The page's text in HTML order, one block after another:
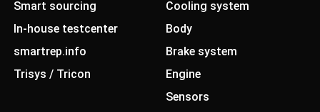
Smart sourcing
In-house testcenter
smartrep.info
Trisys / Tricon
Cooling system
Body
Brake system
Engine
Sensors